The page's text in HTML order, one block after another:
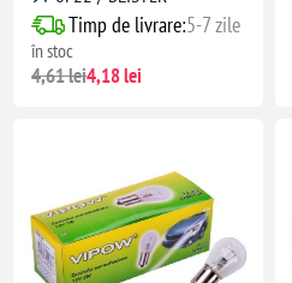
Timp de livrare:5-7 zile
în stoc
4,61 lei4,18 lei